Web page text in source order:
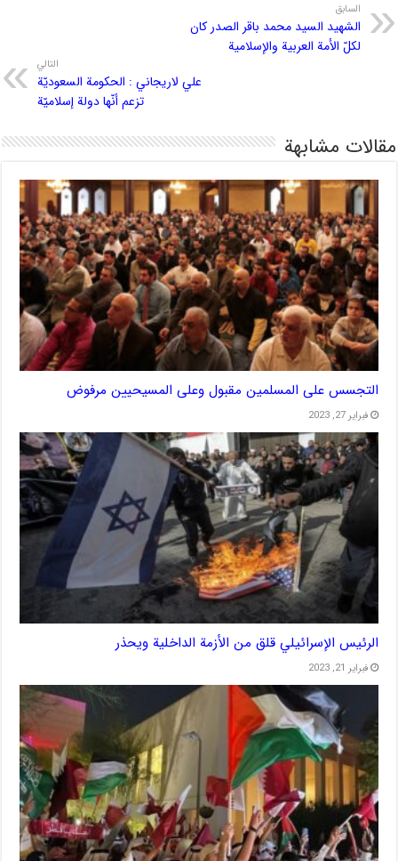
السابق
الشهيد السيد محمد باقر الصدر كان
لكلّ الأمة العربية والإسلامية
التالي
علي لاريجاني : الحكومة السعوديّة
تزعم أنّها دولة إسلاميّة
مقالات مشابهة
التجسس على المسلمين مقبول وعلى المسيحيين مرفوض
فبراير 27, 2023
الرئيس الإسرائيلي قلق من الأزمة الداخلية ويحذر
فبراير 21, 2023